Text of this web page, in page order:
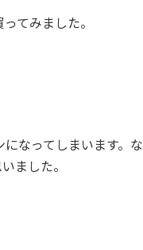
てみました。
なってしまいます。な
ました。